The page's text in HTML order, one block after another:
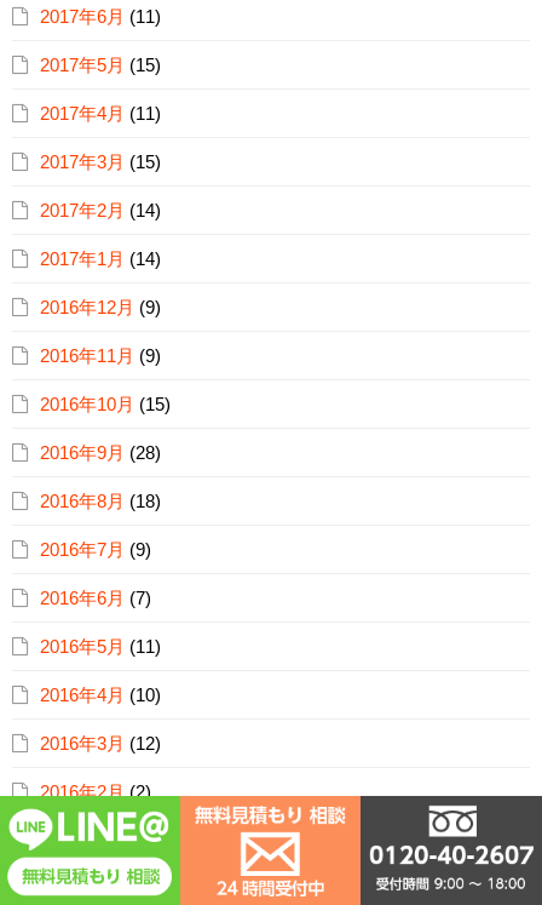
2017年6月 (11)
2017年5月 (15)
2017年4月 (11)
2017年3月 (15)
2017年2月 (14)
2017年1月 (14)
2016年12月 (9)
2016年11月 (9)
2016年10月 (15)
2016年9月 (28)
2016年8月 (18)
2016年7月 (9)
2016年6月 (7)
2016年5月 (11)
2016年4月 (10)
2016年3月 (12)
2016年2月(2)
2016年1月(30)
2015年12月(39)